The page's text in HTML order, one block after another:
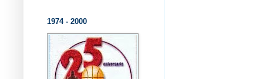
1974 - 2000